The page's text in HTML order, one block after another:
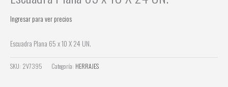
Ingresar para ver precios
Escuadra Plana 65 x 10 X 24 UN.
SKU: 2V7395 Categoría: HERRAJES